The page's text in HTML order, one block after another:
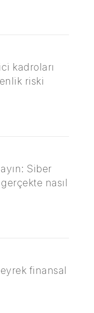
kadroları
riski
Siber
nasıl
finansal